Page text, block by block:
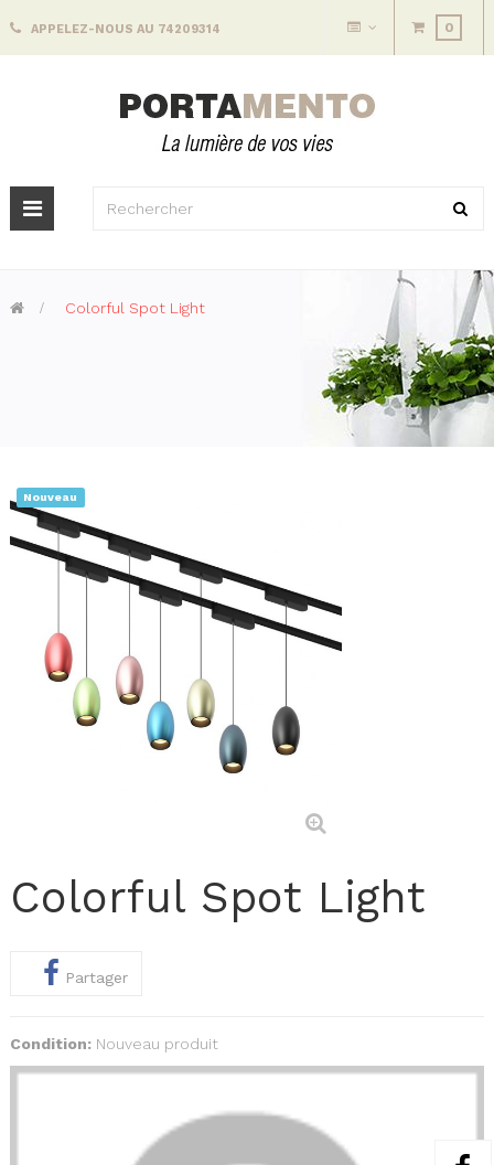
0
APPELEZ-NOUS AU 74209314
Basculer
la
> Colorful Spot Light
Nouveau
Colorful Spot Light
Partager
Condition: Nouveau produit